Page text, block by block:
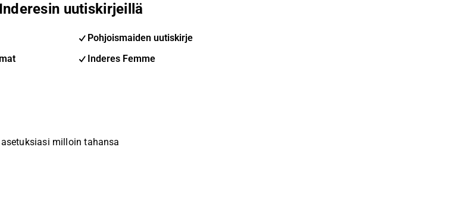
uutiskirjeillä
Pohjoismaiden uutiskirje
Inderes Femme
milloin tahansa